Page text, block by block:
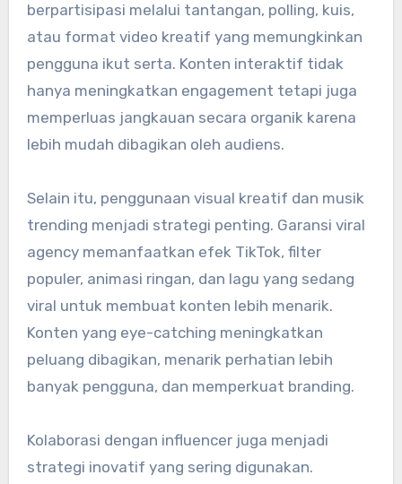
berpartisipasi melalui tantangan, polling, kuis,
atau format video kreatif yang memungkinkan
pengguna ikut serta. Konten interaktif tidak
hanya meningkatkan engagement tetapi juga
memperluas jangkauan secara organik karena
lebih mudah dibagikan oleh audiens.
Selain itu, penggunaan visual kreatif dan musik
trending menjadi strategi penting. Garansi viral
agency memanfaatkan efek TikTok, filter
populer, animasi ringan, dan lagu yang sedang
viral untuk membuat konten lebih menarik.
Konten yang eye-catching meningkatkan
peluang dibagikan, menarik perhatian lebih
banyak pengguna, dan memperkuat branding.
Kolaborasi dengan influencer juga menjadi
strategi inovatif yang sering digunakan.